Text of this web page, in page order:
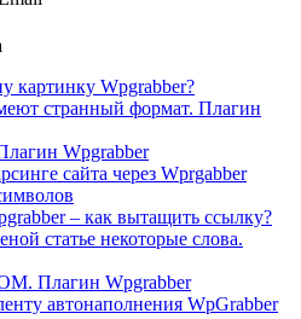
картинку Wpgrabber?
странный формат. Плагин
Wpgrabber
сайта через Wprgabber
– как вытащить ссылку?
статье некоторые слова.
Плагин Wpgrabber
автонаполнения WpGrabber